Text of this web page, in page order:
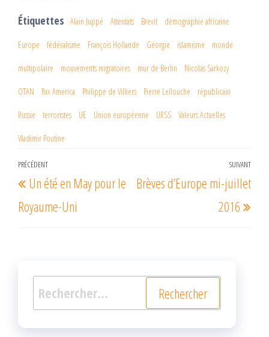
er oo
k
ge
r
Étiquettes Alain Juppé Attentats Brexit démographie africaine
Europe fédéralisme François Hollande Géorgie islamisme monde
multipolaire mouvements migratoires mur de Berlin Nicolas Sarkozy
OTAN Pax America Philippe de Villiers Pierre Lellouche républicain
Russie terroristes UE Union européenne URSS Valeurs Actuelles
Vladimir Poutine
Navigation
de
l’article
Article
précédent
PRÉCÉDENT
Un été en May pour le
Royaume-Uni
SUIVANT
Brèves d’Europe mi-juillet
2016
Rechercher :